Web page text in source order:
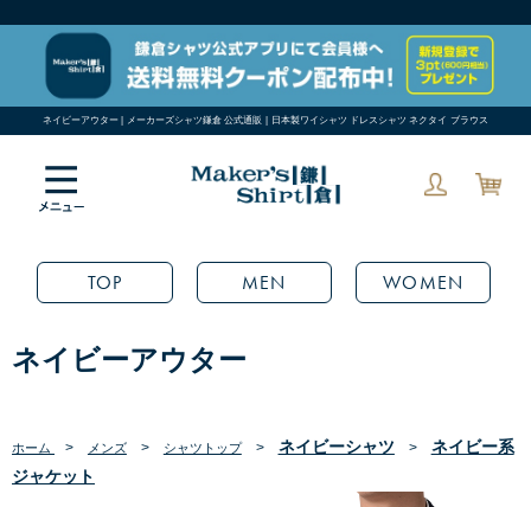
ネイビーアウター | メーカーズシャツ鎌倉 公式通販 | 日本製ワイシャツ ドレスシャツ ネクタイ ブラウス
TOP MEN WOMEN
ネイビーアウター
ホーム > メンズ > シャツトップ > ネイビーシャツ >
ネイビー系
ジャケット